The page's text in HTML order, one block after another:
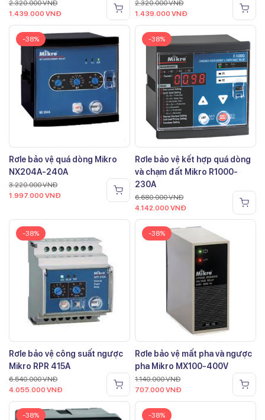
2.320.000VNĐ
1.439.000 VNĐ
2.320.000VNĐ
1.439.000 VNĐ
-38%
Rơle bảo vệ quá dòng Mikro
NX204A-240A
3.220.000VNĐ
1.997.000 VNĐ
-38%
Rơle bảo vệ kết hợp quá dòng
và chạm đất Mikro R1000-
230A
6.680.000VNĐ
4.142.000 VNĐ
-38%
Rơle bảo vệ công suất ngược
Mikro RPR 415A
6.540.000VNĐ
4.055.000 VNĐ
-38%
Rơle bảo vệ mất pha và ngược
pha Mikro MX100-400V
1.140.000VNĐ
707.000 VNĐ
-38% -38%